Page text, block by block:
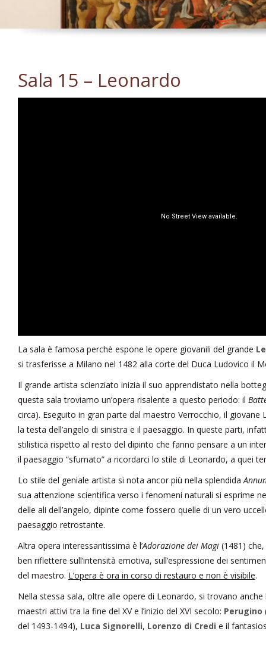
Sala 15 – Leonardo
La sala è famosa perchè espone le opere giovanili del grande
si trasferisse a Milano nel 1482 alla corte del Duca Ludovico il
Il grande artista scienziato inizia il suo apprendistato nella
questa sala troviamo un’opera risalente a questo periodo: il
circa). Eseguito in gran parte dal maestro Verrocchio, il giovane
la testa dell’angelo di sinistra e il paesaggio. In queste parti,
stilistica rispetto al resto del dipinto che fanno pensare a un
il paesaggio “sfumato” a ricordarci lo stile di Leonardo, a quei
Lo stile del geniale artista si nota ancor più nella splendida
sua attenzione scientifica verso i fenomeni naturali si esprime
delle ali dell’angelo, dipinte come fossero quelle di un vero
paesaggio retrostante.
Altra opera interessantissima è l’Adorazione dei Magi (1481)
ben riflettere sull’intensità emotiva, sull’espressione dei
del maestro. L’opera è ora in corso di restauro e non è visibile.
Nella stessa sala, oltre alle opere di Leonardo, si trovano
maestri attivi tra la fine del XV e l’inizio del XVI secolo: Perugino
del 1493-1494), Luca Signorelli, Lorenzo di Credi e il